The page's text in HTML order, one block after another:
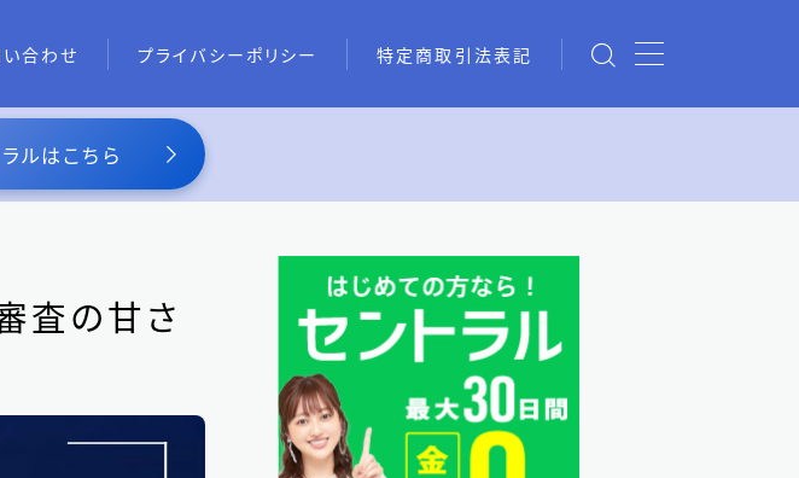
い合わせ プライバシーポリシー 特定商取引法表記
ーパーブラックでも借りれる5chの情報を活用した借入術まと
ルはこちら
査の甘さ